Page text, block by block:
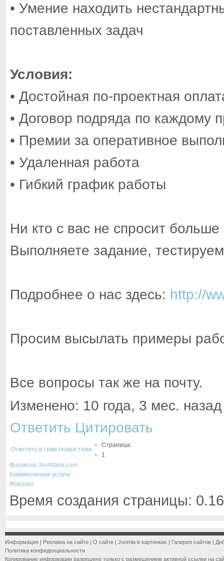
• Умение находить
поставленных задач
Условия:
• Достойная по-проектная
• Договор подряда по каждому
• Премии за оперативное
• Удаленная работа
• Гибкий график работы
Ни кто с вас не спросит
Выполняете задание,
Подробнее о нас здесь: http://
Просим высылать примеры
Все вопросы так же на почту.
Изменено: 10 года, 3 мес.
Ответить Цитировать
Ответить в теме Новая тема
Страница:
1
Форум на Joomfans.com
Коммерческие услуги
Фриланс
Время создания страницы:
Информация | Реклама на сайте | О сайте | Joomla в картинках | Галерея сайтов |
Политика конфиденциальности
Копирование информации разрешено только с размещением активной ссылки на